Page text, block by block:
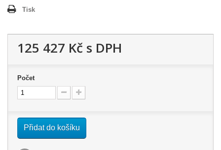
Tisk
125 427 Kč s DPH
Počet
Přidat do košíku